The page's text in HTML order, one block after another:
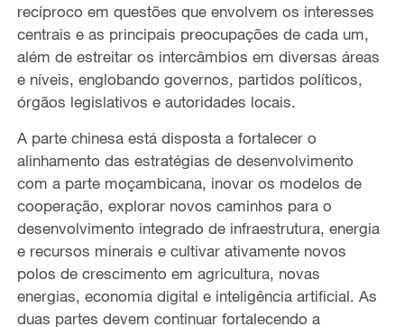
recíproco em questões que envolvem os interesses
centrais e as principais preocupações de cada um,
além de estreitar os intercâmbios em diversas áreas
e níveis, englobando governos, partidos políticos,
órgãos legislativos e autoridades locais.
A parte chinesa está disposta a fortalecer o
alinhamento das estratégias de desenvolvimento
com a parte moçambicana, inovar os modelos de
cooperação, explorar novos caminhos para o
desenvolvimento integrado de infraestrutura, energia
e recursos minerais e cultivar ativamente novos
polos de crescimento em agricultura, novas
energias, economia digital e inteligência artificial. As
duas partes devem continuar fortalecendo a